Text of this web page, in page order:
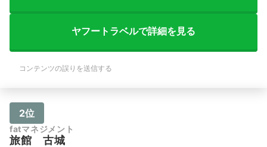
ヤフートラベルで詳細を見る
コンテンツの誤りを送信する
2位
fatマネジメント
旅館 古城